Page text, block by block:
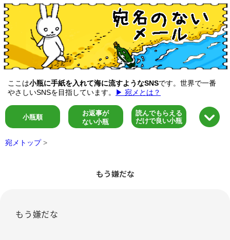
ここは小瓶に手紙を入れて海に流すようなSNSです。世界で一番
やさしいSNSを目指しています。
▶ 宛メとは？
小瓶順
お返事が
ない小瓶
読んでもらえる
だけで良い小瓶
宛メトップ >
もう嫌だな
もう嫌だな